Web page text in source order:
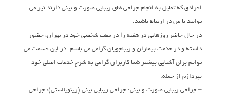
افرادی که تمایل به انجام جراحی های زیبایی صورت و بینی دارند نیز می
توانند با من در ارتباط باشند.
در حال حاضر روزهایی در هفته را در مطب شخصی خود در تهران، حضور
داشته و در خدمت بیماران و زیباجویان گرامی می باشم. در این قسمت می
توانم برای آشنایی بیشتر شما کاربران گرامی به شرح خدمات اصلی خود
بپردازم از جمله:
– جراحی زیبایی صورت و بینی: جراحی زیبایی بینی (رینوپلاستی)، جراحی